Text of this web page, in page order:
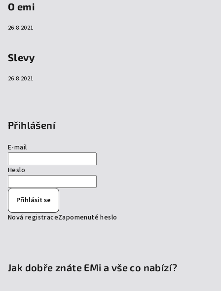
O emi
26.8.2021
Slevy
26.8.2021
Přihlášení
E-mail
Heslo
Přihlásit se
Nová registraceZapomenuté heslo
Jak dobře znáte EMi a vše co nabízí?